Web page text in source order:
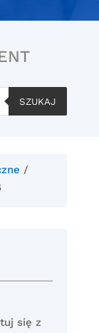
SZUKAJ
/
się z